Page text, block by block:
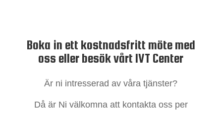
Boka in ett kostnadsfritt möte med
oss eller besök vårt IVT Center
Är ni intresserad av våra tjänster?
Då är Ni välkomna att kontakta oss per